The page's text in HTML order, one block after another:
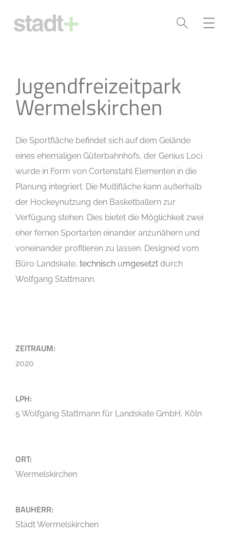
Jugendfreizeitpark
Wermelskirchen
Die Sportfläche befindet sich auf dem Gelände
eines ehemaligen Güterbahnhofs, der Genius Loci
wurde in Form von Cortenstahl Elementen in die
Planung integriert. Die Multifläche kann außerhalb
der Hockeynutzung den Basketballern zur
Verfügung stehen. Dies bietet die Möglichkeit zwei
eher fernen Sportarten einander anzunähern und
voneinander profitieren zu lassen. Designed vom
Büro Landskate, technisch umgesetzt durch
Wolfgang Stattmann.
ORT:
Wermelskirchen
BAUHERR:
Stadt Wermelskirchen
ZEITRAUM:
2020
LPH:
5 Wolfgang Stattmann für Landskate GmbH, Köln